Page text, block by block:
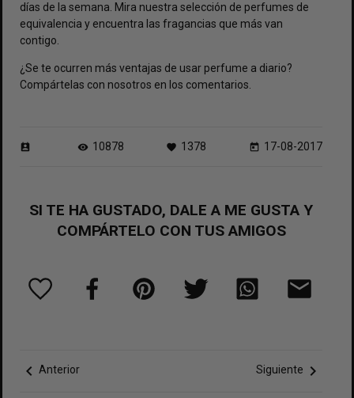
días de la semana. Mira nuestra selección de perfumes de
equivalencia y encuentra las fragancias que más van
contigo.
¿Se te ocurren más ventajas de usar perfume a diario?
Compártelas con nosotros en los comentarios.
perm_contact_calendar visibility 10878 favorite 1378 today 17-08-2017
SI TE HA GUSTADO, DALE A ME GUSTA Y
COMPÁRTELO CON TUS AMIGOS
chevron_left Anterior Siguiente chevron_right